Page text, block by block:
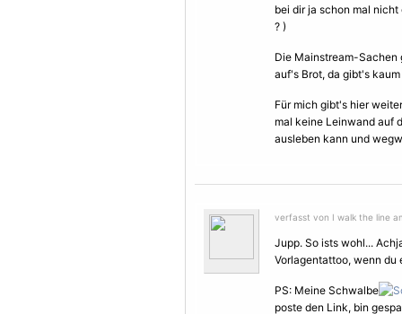
bei dir ja schon mal
? )
Die Mainstream-Sachen
auf's Brot, da gibt's
Für mich gibt's hier
mal keine Leinwand auf
ausleben kann und
verfasst von I walk the line
Jupp. So ists wohl...
Vorlagentattoo, wenn du
PS: Meine Schwalbe
poste den Link, bin